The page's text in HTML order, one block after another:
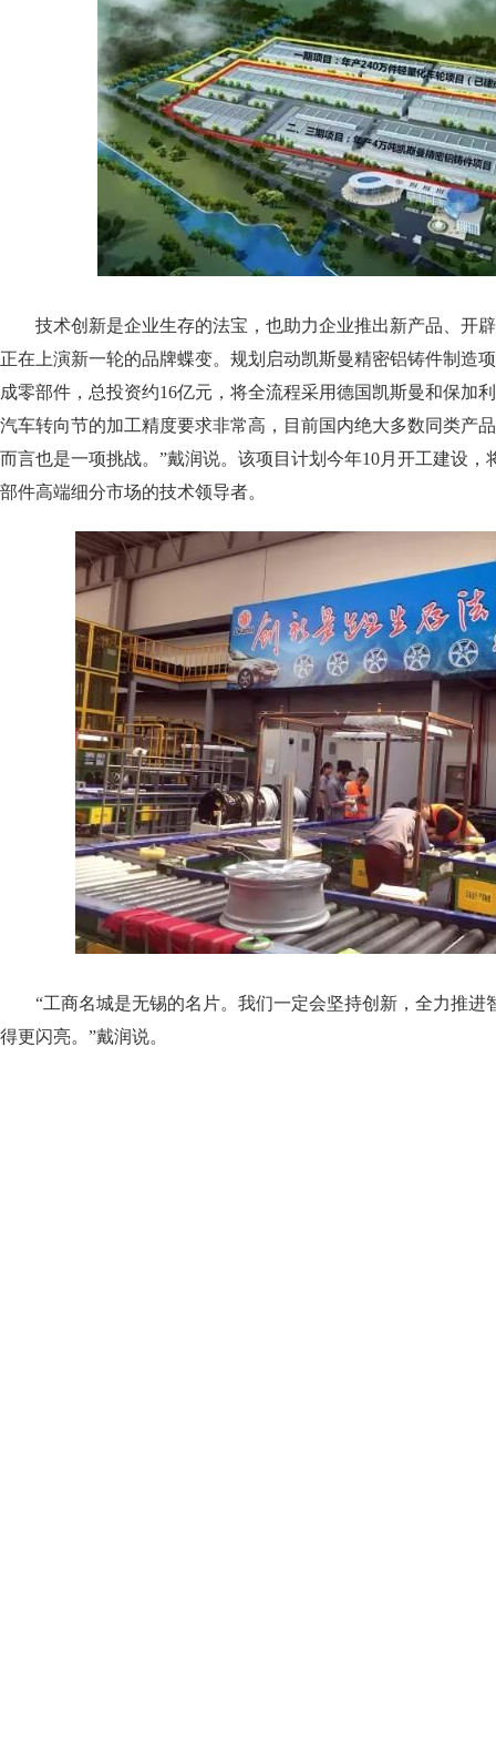
技术创新是企业生存的法宝，也助力企业推出新产品、开
正在上演新一轮的品牌蝶变。 规划启动凯斯曼精密铝铸件制造
成零部件， 总投资约16亿元， 将全流程采用德国凯斯曼和保加
汽车转向节的加工精度要求非常高，目前国内绝大多数同类产
而言也是一项挑战。”戴润说。 该项目计划今年10月开工建设，
部件高端细分市场的技术领导者。
“工商名城是无锡的名片。我们一定会坚持创新 ， 全力推进
得更闪亮。”戴润说。